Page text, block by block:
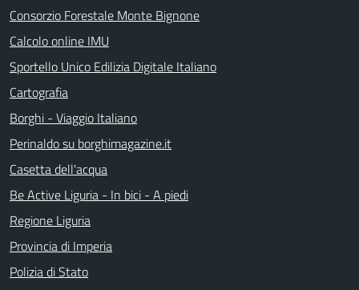
Consorzio Forestale Monte Bignone
Calcolo online IMU
Sportello Unico Edilizia Digitale Italiano
Cartografia
Borghi - Viaggio Italiano
Perinaldo su borghimagazine.it
Casetta dell'acqua
Be Active Liguria - In bici - A piedi
Regione Liguria
Provincia di Imperia
Polizia di Stato